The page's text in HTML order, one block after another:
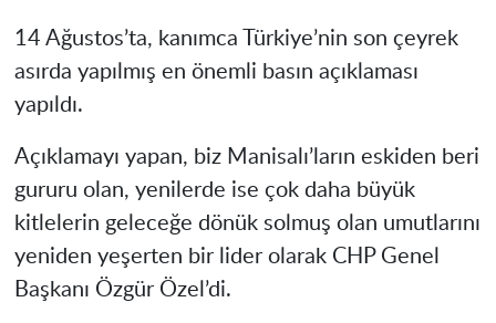
14 Ağustos’ta, kanımca Türkiye’nin son çeyrek
asırda yapılmış en önemli basın açıklaması
yapıldı.
Açıklamayı yapan, biz Manisalı’ların eskiden beri
gururu olan, yenilerde ise çok daha büyük
kitlelerin geleceğe dönük solmuş olan umutlarını
yeniden yeşerten bir lider olarak CHP Genel
Başkanı Özgür Özel’di.